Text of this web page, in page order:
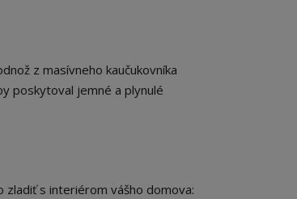
z masívneho kaučukovníka
poskytoval jemné a plynulé
zladiť s interiérom vášho domova: